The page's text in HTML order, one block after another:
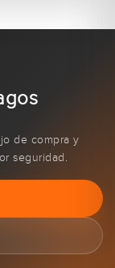
de compra y
seguridad.